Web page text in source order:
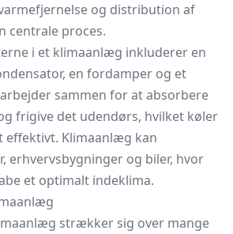
og distribution af
centrale proces.
i et klimaanlæg inkluderer en
en fordamper og et
sammen for at absorbere
frigive det udendørs, hvilket køler
effektivt. Klimaanlæg kan
erhvervsbygninger og biler, hvor
et optimalt indeklima.
strækker sig over mange